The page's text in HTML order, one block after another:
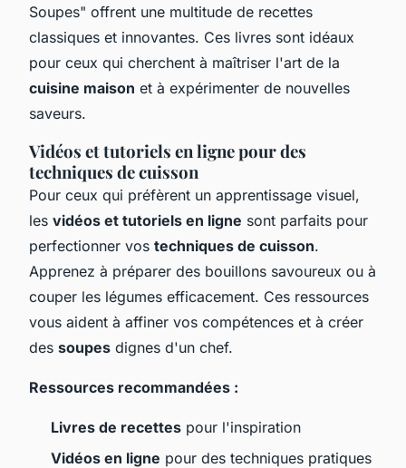
Soupes" offrent une multitude de recettes
classiques et innovantes. Ces livres sont idéaux
pour ceux qui cherchent à maîtriser l'art de la
cuisine maison et à expérimenter de nouvelles
saveurs.
Vidéos et tutoriels en ligne pour des
techniques de cuisson
Pour ceux qui préfèrent un apprentissage visuel,
les vidéos et tutoriels en ligne sont parfaits pour
perfectionner vos techniques de cuisson.
Apprenez à préparer des bouillons savoureux ou à
couper les légumes efficacement. Ces ressources
vous aident à affiner vos compétences et à créer
des soupes dignes d'un chef.
Ressources recommandées :
Livres de recettes pour l'inspiration
Vidéos en ligne pour des techniques pratiques